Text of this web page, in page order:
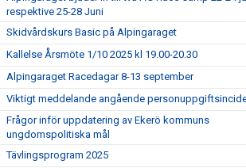
TÄVLING
MASK KALENDER
BILDGALLERI
SPONSORER & PARTNERS
KLUBBKLÄDER
respektive 25-28 Juni
Skidvårdskurs Basic på Alpingaraget
Kallelse Årsmöte 1/10 2025 kl 19.00-20.30
Alpingaraget Racedagar 8-13 september
Viktigt meddelande angående
Frågor inför uppdatering av Ekerö kommuns
ungdomspolitiska mål
Tävlingsprogram 2025